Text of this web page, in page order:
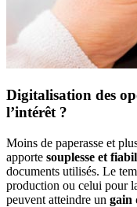
Digitalisation des
l’intérêt ?
Moins de paperasse et
apporte souplesse et
documents utilisés. Le
production ou celui pour
peuvent atteindre un gain